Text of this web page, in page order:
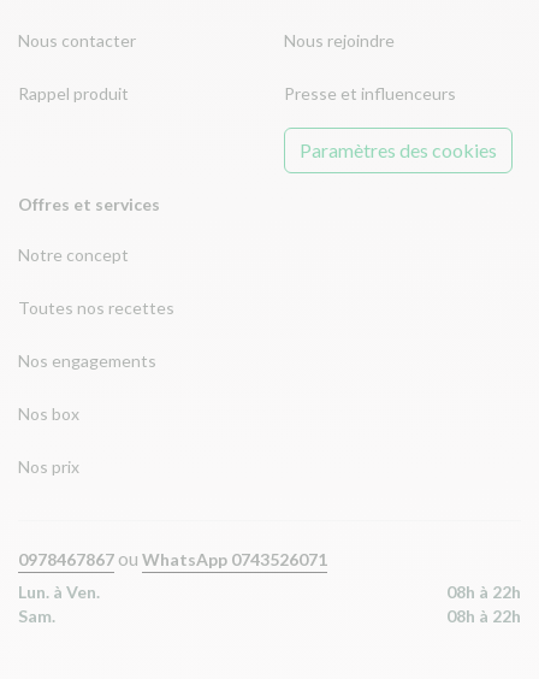
Nous contacter
Rappel produit
Offres et services
Notre concept
Toutes nos recettes
Nos engagements
Nos box
Nos prix
Nous rejoindre
Presse et influenceurs
Paramètres des cookies
0978467867 ou WhatsApp 0743526071
Lun. à Ven.
08h à 22h
Sam.
08h à 22h